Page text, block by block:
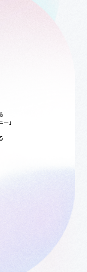
」